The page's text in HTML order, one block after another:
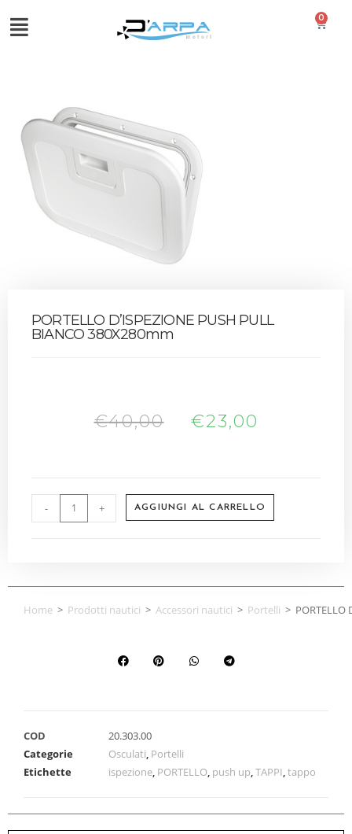
0
PORTELLO D’ISPEZIONE PUSH PULL
BIANCO 380X280mm
€40,00 €23,00
- + AGGIUNGI AL CARRELLO
Home > Prodotti nautici > Accessori nautici > Portelli > PORTELLO
COD
20.303.00
Categorie
Osculati, Portelli
Etichette
ispezione, PORTELLO, push up,TAPPI,tappo